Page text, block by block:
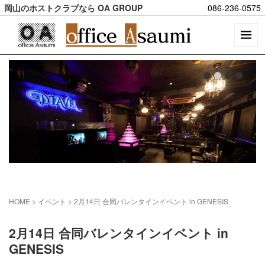
岡山のホストクラブなら OA GROUP 086-236-0575
HOME > イベント > 2月14日 合同バレンタインイベント in GENESIS
2月14日 合同バレンタインイベント in
GENESIS